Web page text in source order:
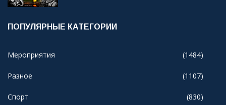
ПОПУЛЯРНЫЕ КАТЕГОРИИ
Мероприятия (1484)
Разное (1107)
Спорт (830)